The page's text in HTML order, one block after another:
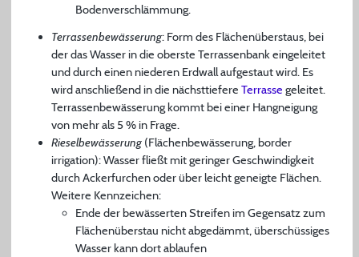
Bodenverschlämmung.
Terrassenbewässerung: Form des Flächenüberstaus, bei
der das Wasser in die oberste Terrassenbank eingeleitet
und durch einen niederen Erdwall aufgestaut wird. Es
wird anschließend in die nächsttiefere Terrasse geleitet.
Terrassenbewässerung kommt bei einer Hangneigung
von mehr als 5 % in Frage.
Rieselbewässerung (Flächenbewässerung, border
irrigation): Wasser fließt mit geringer Geschwindigkeit
durch Ackerfurchen oder über leicht geneigte Flächen.
Weitere Kennzeichen:
Ende der bewässerten Streifen im Gegensatz zum
Flächenüberstau nicht abgedämmt, überschüssiges
Wasser kann dort ablaufen